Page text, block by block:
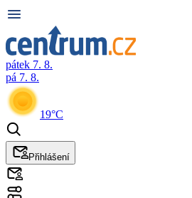
pátek 7. 8.
pá 7. 8.
19°C
Přihlášení